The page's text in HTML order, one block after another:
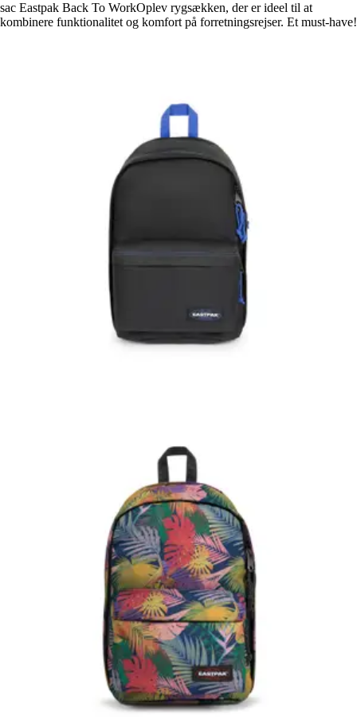
sac Eastpak Back To WorkOplev rygsækken, der er ideel til at
kombinere funktionalitet og komfort på forretningsrejser. Et must-have!